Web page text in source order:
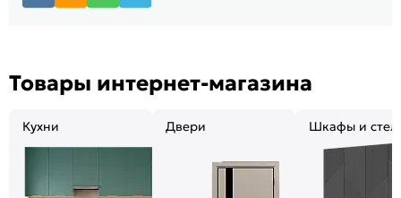
Товары интернет-магазина
Кухни Двери Шкафы и